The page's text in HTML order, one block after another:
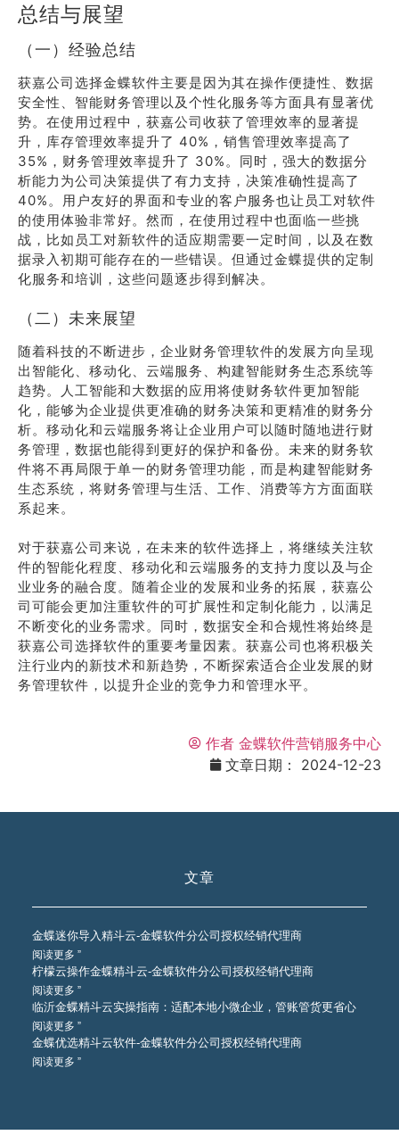
总结与展望
（一）经验总结
获嘉公司选择金蝶软件主要是因为其在操作便捷性、数据
安全性、智能财务管理以及个性化服务等方面具有显著优
势。在使用过程中，获嘉公司收获了管理效率的显著提
升，库存管理效率提升了 40%，销售管理效率提高了
35%，财务管理效率提升了 30%。同时，强大的数据分
析能力为公司决策提供了有力支持，决策准确性提高了
40%。用户友好的界面和专业的客户服务也让员工对软件
的使用体验非常好。然而，在使用过程中也面临一些挑
战，比如员工对新软件的适应期需要一定时间，以及在数
据录入初期可能存在的一些错误。但通过金蝶提供的定制
化服务和培训，这些问题逐步得到解决。
（二）未来展望
随着科技的不断进步，企业财务管理软件的发展方向呈现
出智能化、移动化、云端服务、构建智能财务生态系统等
趋势。人工智能和大数据的应用将使财务软件更加智能
化，能够为企业提供更准确的财务决策和更精准的财务分
析。移动化和云端服务将让企业用户可以随时随地进行财
务管理，数据也能得到更好的保护和备份。未来的财务软
件将不再局限于单一的财务管理功能，而是构建智能财务
生态系统，将财务管理与生活、工作、消费等方方面面联
系起来。
对于获嘉公司来说，在未来的软件选择上，将继续关注软
件的智能化程度、移动化和云端服务的支持力度以及与企
业业务的融合度。随着企业的发展和业务的拓展，获嘉公
司可能会更加注重软件的可扩展性和定制化能力，以满足
不断变化的业务需求。同时，数据安全和合规性将始终是
获嘉公司选择软件的重要考量因素。获嘉公司也将积极关
注行业内的新技术和新趋势，不断探索适合企业发展的财
务管理软件，以提升企业的竞争力和管理水平。
作者 金蝶软件营销服务中心
文章日期：
2024-12-23
文章
金蝶迷你导入精斗云-金蝶软件分公司授权经销代理商
阅读更多 ”
柠檬云操作金蝶精斗云-金蝶软件分公司授权经销代理商
阅读更多 ”
临沂金蝶精斗云实操指南：适配本地小微企业，管账管货更省心
阅读更多 ”
金蝶优选精斗云软件-金蝶软件分公司授权经销代理商
阅读更多 ”